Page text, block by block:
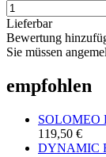
Lieferbar
Bewertung
Sie müssen
empfohlen
SOLOMEO
119,50 €
DYNAMIC